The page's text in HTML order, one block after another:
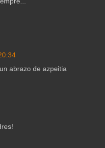
abrazo de azpeitia